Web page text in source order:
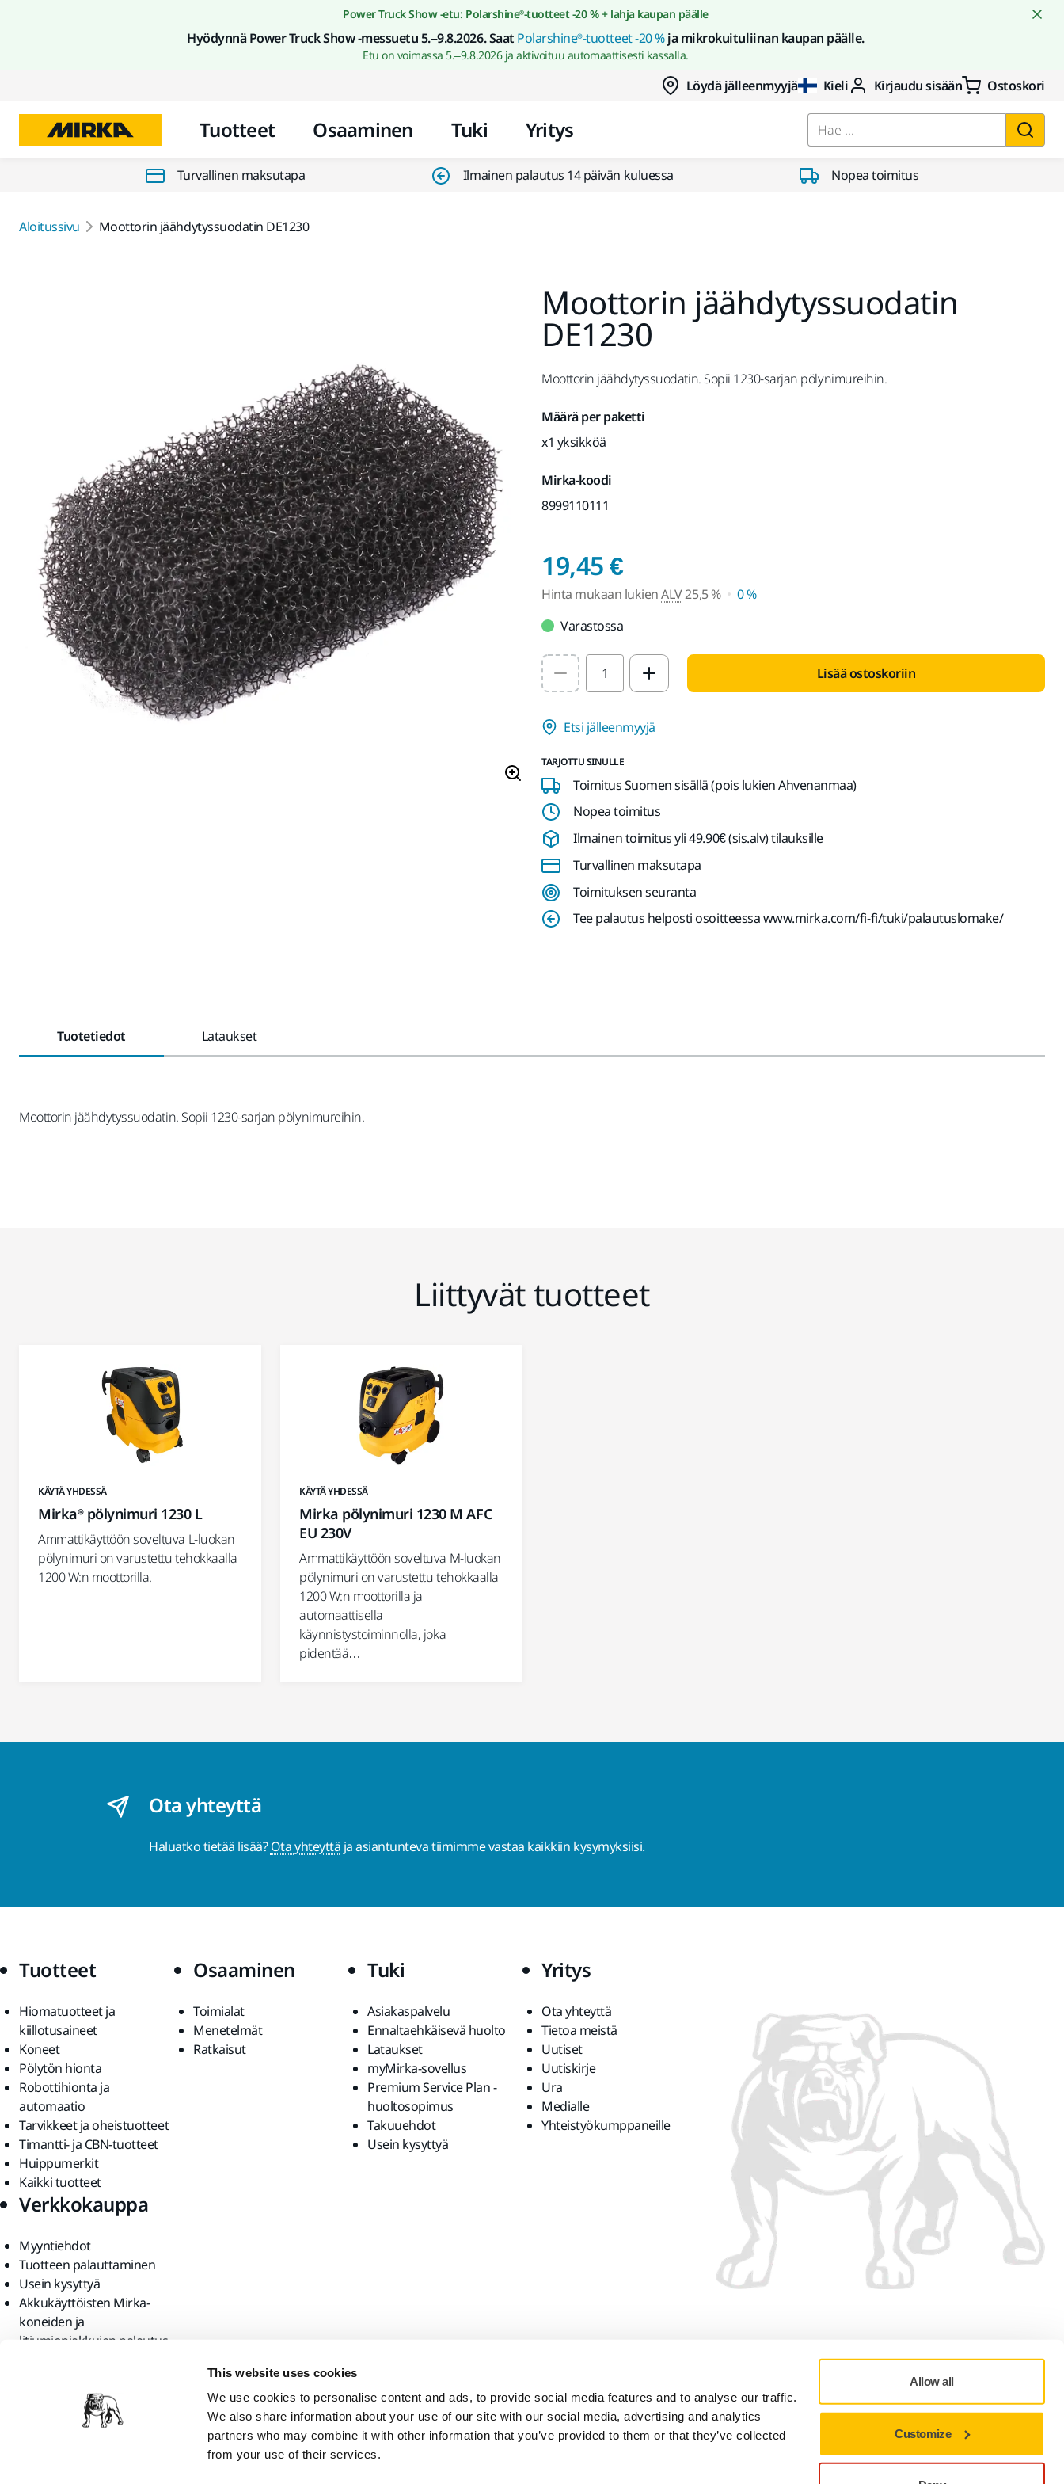
This website uses cookies
We use cookies to personalise content and ads, to provide social media features and to analyse our traffic.
We also share information about your use of our site with our social media, advertising and analytics
partners who may combine it with other information that you’ve provided to them or that they’ve collected
from your use of their services.
Allow all
Customize
Siirry sisältöön
Power Truck Show -etu: Polarshine®-tuotteet -20 % + lahja kaupan päälle
Hyödynnä Power Truck Show -messuetu 5.–9.8.2026. Saat Polarshine®-tuotteet -20 %ja mikrokuituliinan kaupan päälle.
Etu on voimassa 5.–9.8.2026 ja aktivoituu automaattisesti kassalla.
Löydä jälleenmyyjä Kieli Kirjaudu sisään Ostoskori
Tuotteet Osaaminen Tuki Yritys Hae ...
Turvallinen maksutapa Ilmainen palautus 14 päivän kuluessa Nopea toimitus
Aloitussivu Moottorin jäähdytyssuodatin DE1230
Moottorin jäähdytyssuodatin
DE1230
Moottorin jäähdytyssuodatin. Sopii 1230-sarjan pölynimureihin.
Määrä per paketti
x1 yksikköä
Mirka-koodi
8999110111
19,45 €Hinta mukaan lukien ALV 25,5 %
Hinta mukaan lukienALV25,5 %
0 %
Varastossa
Select quantity value Lisää ostoskoriin
Etsi jälleenmyyjä
TARJOTTU SINULLE
Toimitus Suomen sisällä (pois lukien Ahvenanmaa)
Nopea toimitus
Ilmainen toimitus yli 49.90€ (sis.alv) tilauksille
Turvallinen maksutapa
Toimituksen seuranta
Tee palautus helposti osoitteessa www.mirka.com/fi-fi/tuki/palautuslomake/
Tuotetiedot Lataukset
Moottorin jäähdytyssuodatin. Sopii 1230-sarjan pölynimureihin.
Liittyvät tuotteet
KÄYTÄ YHDESSÄ
Mirka® pölynimuri 1230 L
Ammattikäyttöön soveltuva L-luokan
pölynimuri on varustettu tehokkaalla
1200 W:n moottorilla.
KÄYTÄ YHDESSÄ
Mirka pölynimuri 1230 M AFC
EU 230V
Ammattikäyttöön soveltuva M-luokan
pölynimuri on varustettu tehokkaalla
1200 W:n moottorilla ja
automaattisella
käynnistystoiminnolla, joka
pidentää…
Ota yhteyttä
Haluatko tietää lisää?Ota yhteyttä ja asiantunteva tiimimme vastaa kaikkiin kysymyksiisi.
Tuotteet
Hiomatuotteet ja
kiillotusaineet
Koneet
Pölytön hionta
Robottihionta ja
automaatio
Tarvikkeet ja oheistuotteet
Timantti- ja CBN-tuotteet
Huippumerkit
Kaikki tuotteet
Osaaminen
Toimialat
Menetelmät
Ratkaisut
Tuki
Asiakaspalvelu
Ennaltaehkäisevä huolto
Lataukset
myMirka-sovellus
Premium Service Plan -
huoltosopimus
Takuuehdot
Usein kysyttyä
Yritys
Ota yhteyttä
Tietoa meistä
Uutiset
Uutiskirje
Ura
Medialle
Yhteistyökumppaneille
Verkkokauppa
Myyntiehdot
Tuotteen palauttaminen
Usein kysyttyä
Akkukäyttöisten Mirka-
koneiden ja
litiumioniakkujen palautus